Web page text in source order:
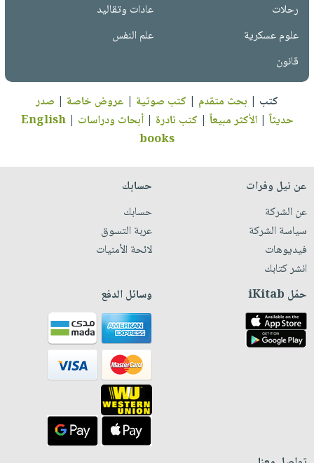
رحلات
عادات وتقاليد
علوم عسكرية
علم النفس
قانون
كتب | بحث متقدم | كتب صوتية | عروض خاصة | صدر
حديثاً |الأكثر مبيعاً | كتب نادرة |أبحاث ودراسات |
English
books
عن نيل وفرات
عن الشركة
سياسة الشركة
فيديوهات
انشر كتابك
حسابك
حسابك
عربة التسوق
لائحة الأمنيات
حمّل iKitab وسائل الدفع